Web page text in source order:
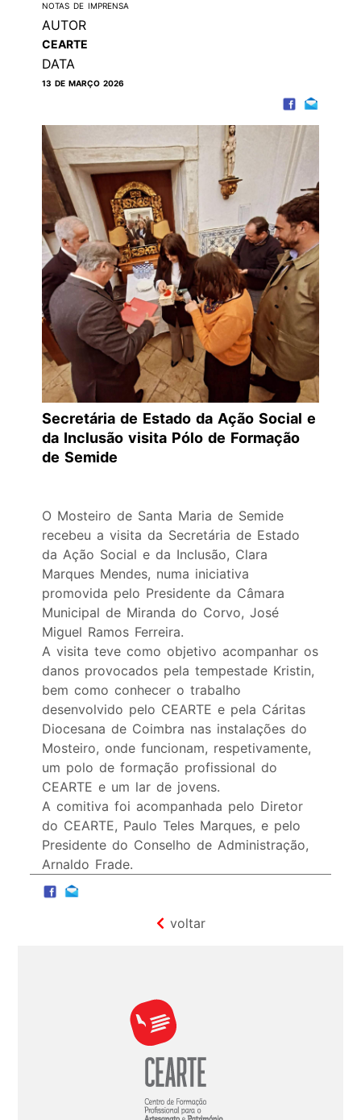
NOTAS DE IMPRENSA
AUTOR
CEARTE
DATA
13 DE MARÇO 2026
Secretária de Estado da Ação Social e
da Inclusão visita Pólo de Formação
de Semide
O Mosteiro de Santa Maria de Semide
recebeu a visita da Secretária de Estado
da Ação Social e da Inclusão, Clara
Marques Mendes, numa iniciativa
promovida pelo Presidente da Câmara
Municipal de Miranda do Corvo, José
Miguel Ramos Ferreira.
A visita teve como objetivo acompanhar os
danos provocados pela tempestade Kristin,
bem como conhecer o trabalho
desenvolvido pelo CEARTE e pela Cáritas
Diocesana de Coimbra nas instalações do
Mosteiro, onde funcionam, respetivamente,
um polo de formação profissional do
CEARTE e um lar de jovens.
A comitiva foi acompanhada pelo Diretor
do CEARTE, Paulo Teles Marques, e pelo
Presidente do Conselho de Administração,
Arnaldo Frade.
voltar